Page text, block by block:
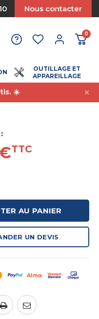
le paiement par
Nous contacter
0
OUTILLAGE ET
APPAREILLAGE
☀️
TTC
AU PANIER
UN DEVIS